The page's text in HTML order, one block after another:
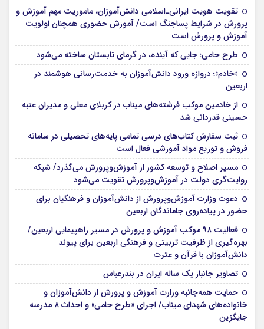
تقویت هویت ایرانی‌ـ‌اسلامی دانش‌آموزان، ماموریت مهم آموزش و
پرورش در شرایط پساجنگ است/ آموزش حضوری همچنان اولویت
آموزش و پرورش است
طرح حامی؛ جایی که آینده، در گرمای تابستان ساخته می‌شود
«خادم»؛ دروازه ورود دانش‌آموزان به خدمت‌رسانی هوشمند در
اربعین
از خادمین موکب فرشته‌های میناب در کربلای معلی و مدیران عتبه
حسینی قدردانی شد
ثبت سفارش کتاب‌های درسی تمامی پایه‌های تحصیلی در سامانه
فروش و توزیع مواد آموزشی فعال است
مسیر اصلاح و توسعه کشور از آموزش‌وپرورش می‌گذرد/ شبکه
روایت‌‌گری دولت در آموزش‌وپرورش تقویت می‌شود
دعوت وزارت آموزش‌وپرورش از دانش‌آموزان و فرهنگیان برای
حضور در پیاده‌روی جاماندگان اربعین
فعالیت ۹۸ موکب آموزش و پرورش در مسیر راهپیمایی اربعین/
بهره‌گیری از ظرفیت تربیتی و فرهنگی اربعین برای پیوند
دانش‌آموزان با قرآن و عترت
تصاویر جانباز یک ساله ایران در بندرعباس
حمایت همه‌جانبه وزارت آموزش و پرورش از دانش‌آموزان و
خانواده‌های شهدای میناب/ اجرای «طرح حامی» و احداث ۸ مدرسه
جایگزین